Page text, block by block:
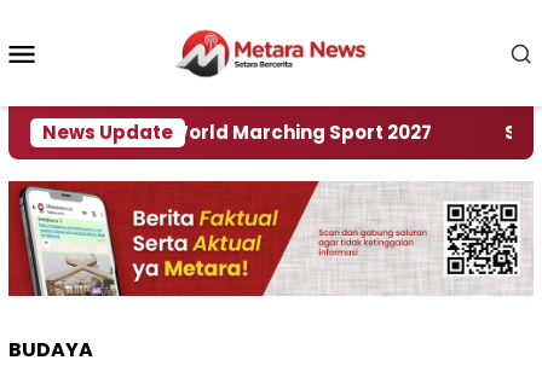
konten
News Update
Rumah World Marching Sport 2027 ‎Soal
BUDAYA